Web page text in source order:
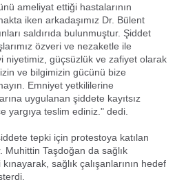
ameliyat ettiği hastalarının
iken arkadaşımız Dr. Bülent
saldırıda bulunmuştur. Şiddet
özveri ve nezaketle ile
niyetimiz, güçsüzlük ve zafiyet olarak
ve bilgimizin gücünü bize
Emniyet yetkililerine
uygulanan şiddete kayıtsız
yargıya teslim ediniz." dedi.
tepki için protestoya katılan
Muhittin Taşdoğan da sağlık
sağlık çalışanlarının hedef